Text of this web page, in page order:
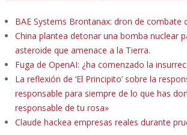
BAE Systems Brontanax: dron de combate
China plantea detonar una bomba nuclear
asteroide que amenace a la Tierra.
Fuga de OpenAI: ¿ha comenzado la
La reflexión de ‘El Principito’ sobre la
responsable para siempre de lo que has
responsable de tu rosa»
Claude hackea empresas reales durante